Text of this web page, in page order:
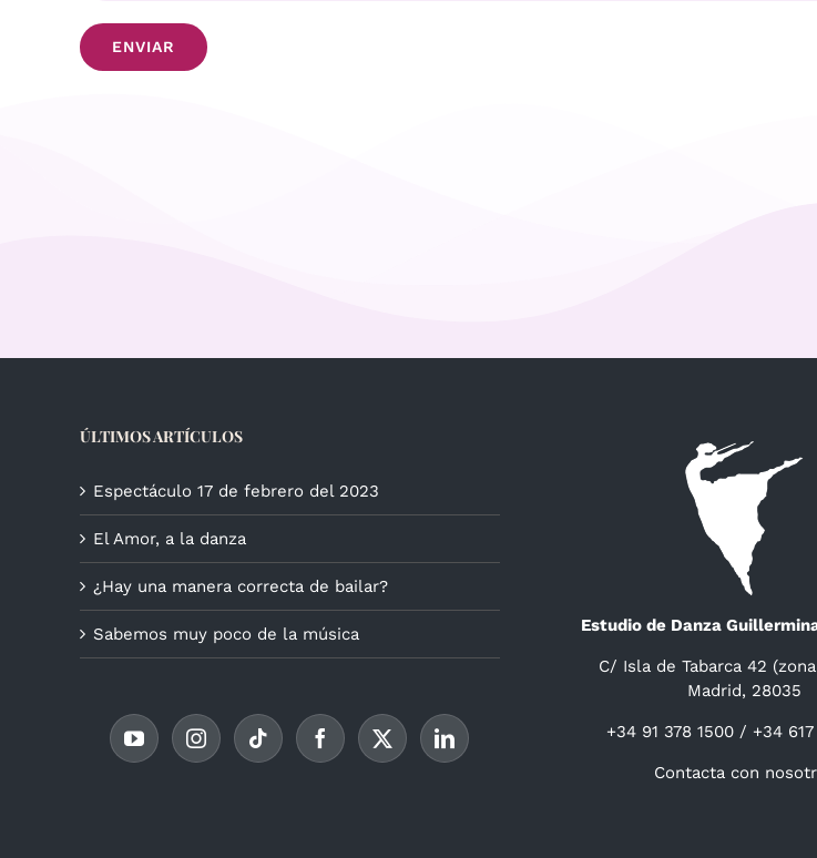
ÚLTIMOS ARTÍCULOS
Espectáculo 17 de febrero del 2023
El Amor, a la danza
¿Hay una manera correcta de bailar?
Sabemos muy poco de la música Estudio de Danza
C/ Isla de Tabarca 42 (zona
Madrid, 28035
+34 91 378 1500 / +34
Contacta con